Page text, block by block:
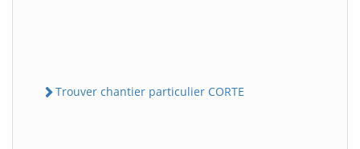
Trouver chantier particulier CORTE